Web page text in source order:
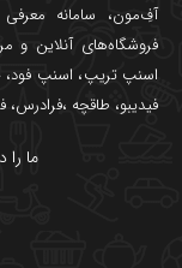
آفِ‌مون، سامانه
فروشگاه‌های آنلاین و
اسنپ تریپ، اسنپ فود،
فیدیبو، طاقچه ،فرادرس،
ما